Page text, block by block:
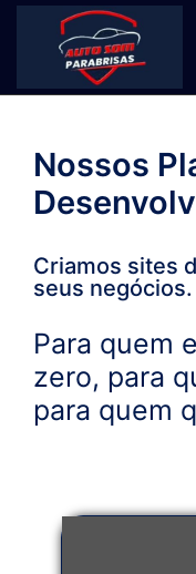
Nossos
Criamos sites
seus negócios.
Para quem
zero, para
para quem